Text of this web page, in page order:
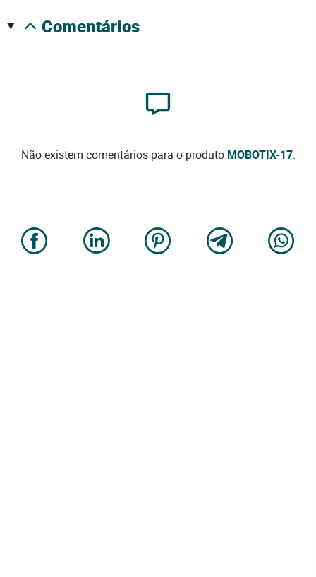
comentários
Não existem comentários para o produto MOBOTIX-17.